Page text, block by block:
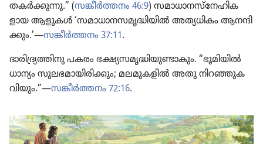
തകർക്കു​ന്നു.” (സങ്കീർത്തനം 46:9) സമാധാ​ന​സ്‌നേ​ഹി​ക​
ളായ ആളുകൾ ‘സമാധാ​ന​സ​മൃ​ദ്ധി​യിൽ അത്യധി​കം ആനന്ദി​
ക്കും.’—സങ്കീർത്തനം 37:11.
ദാരി​ദ്ര്യ​ത്തി​നു പകരം ഭക്ഷ്യസ​മൃ​ദ്ധി​യു​ണ്ടാ​കും. “ഭൂമി​യിൽ
ധാന്യം സുലഭ​മാ​യി​രി​ക്കും; മലമു​ക​ളിൽ അതു നിറഞ്ഞു​ക​
വി​യും.”—സങ്കീർത്തനം 72:16.